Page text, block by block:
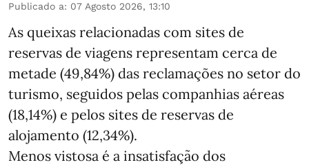
Publicado a: 07 Agosto 2026, 13:10
As queixas relacionadas com sites de
reservas de viagens representam cerca de
metade (49,84%) das reclamações no setor do
turismo, seguidos pelas companhias aéreas
(18,14%) e pelos sites de reservas de
alojamento (12,34%).
Menos vistosa é a insatisfação dos